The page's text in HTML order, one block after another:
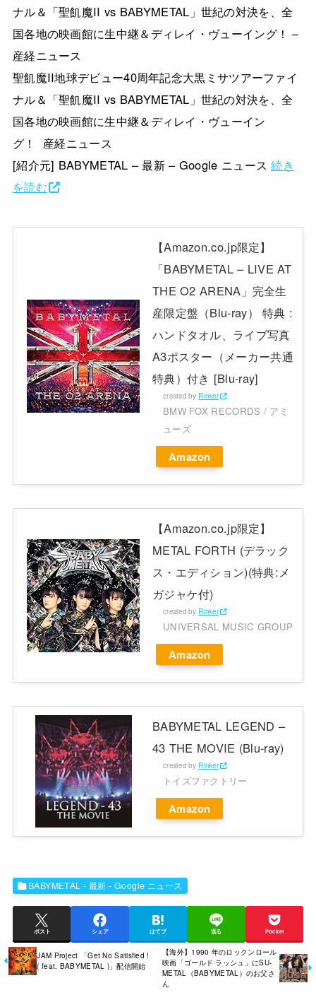
ナル＆「聖飢魔II vs BABYMETAL」世紀の対決を、全
国各地の映画館に生中継＆ディレイ・ヴューイング！ –
産経ニュース
聖飢魔II地球デビュー40周年記念大黒ミサツアーファイ
ナル＆「聖飢魔II vs BABYMETAL」世紀の対決を、全
国各地の映画館に生中継＆ディレイ・ヴューイン
グ！ 産経ニュース
[紹介元] BABYMETAL – 最新 – Google ニュース続き
を読む
【Amazon.co.jp限定】
「BABYMETAL – LIVE AT
THE O2 ARENA」完全生
産限定盤（Blu-ray） 特典 :
ハンドタオル、ライブ写真
A3ポスター（メーカー共通
特典）付き [Blu-ray]
created by Rinker
BMW FOX RECORDS / アミ
ューズ
Amazon
【Amazon.co.jp限定】
METAL FORTH (デラック
ス・エディション)(特典:メ
ガジャケ付)
created by Rinker
UNIVERSAL MUSIC GROUP
Amazon
BABYMETAL LEGEND –
43 THE MOVIE (Blu-ray)
created by Rinker
トイズファクトリー
Amazon
BABYMETAL - 最新 - Google ニュース
ポスト シェア はてブ 送る Pocket
JAM Project 「Get No Satisfied !
( feat. BABYMETAL )」配信開始
【海外】1990 年のロックンロール
映画「ゴールド ラッシュ」にSU-
METAL（BABYMETAL）のお父さ
ん